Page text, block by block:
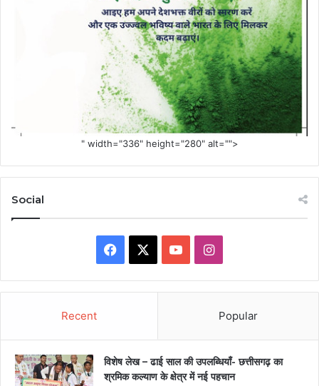
" width="336" height="280" alt="">
Social
Facebook YouTubeInstagram
Recent Popular
विशेष लेख – ढाई साल की उपलब्धियाँ- छत्तीसगढ़ का
श्रमिक कल्याण के क्षेत्र में नई पहचान